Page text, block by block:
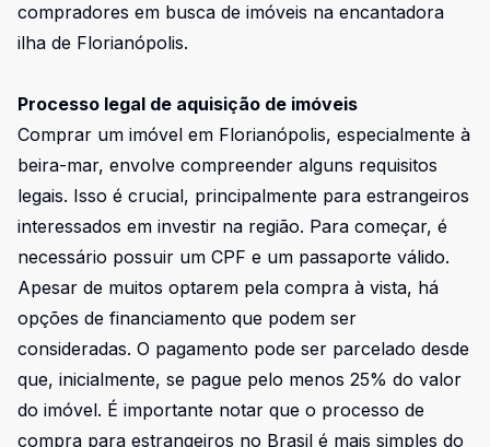
compradores em busca de imóveis na encantadora
ilha de Florianópolis.
Processo legal de aquisição de imóveis
Comprar um imóvel em Florianópolis, especialmente à
beira-mar, envolve compreender alguns requisitos
legais. Isso é crucial, principalmente para estrangeiros
interessados em investir na região. Para começar, é
necessário possuir um CPF e um passaporte válido.
Apesar de muitos optarem pela compra à vista, há
opções de financiamento que podem ser
consideradas. O pagamento pode ser parcelado desde
que, inicialmente, se pague pelo menos 25% do valor
do imóvel. É importante notar que o processo de
compra para estrangeiros no Brasil é mais simples do